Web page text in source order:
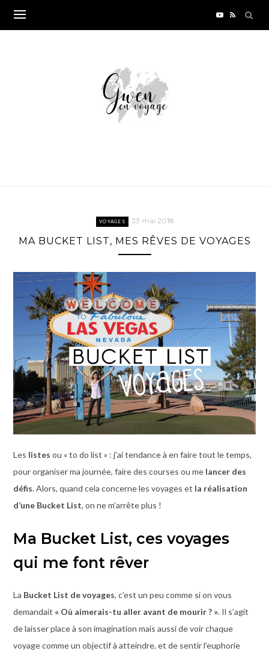
content
VOYAGES 23 mai 2018
MA BUCKET LIST, MES RÊVES DE VOYAGES
Les listes ou « to do list » : j’ai tendance à en faire tout le temps,
pour organiser ma journée, faire des courses ou me lancer des
défis. Alors, quand cela concerne les voyages et la réalisation
d’une Bucket List, on ne m’arrête plus !
Ma Bucket List, ces voyages
qui me font rêver
La Bucket List de voyages, c’est un peu comme si on vous
demandait « Où aimerais-tu aller avant de mourir ? ». Il s’agit
de laisser place à son imagination mais aussi de voir chaque
voyage comme un objectif à atteindre, et de sentir l’euphorie